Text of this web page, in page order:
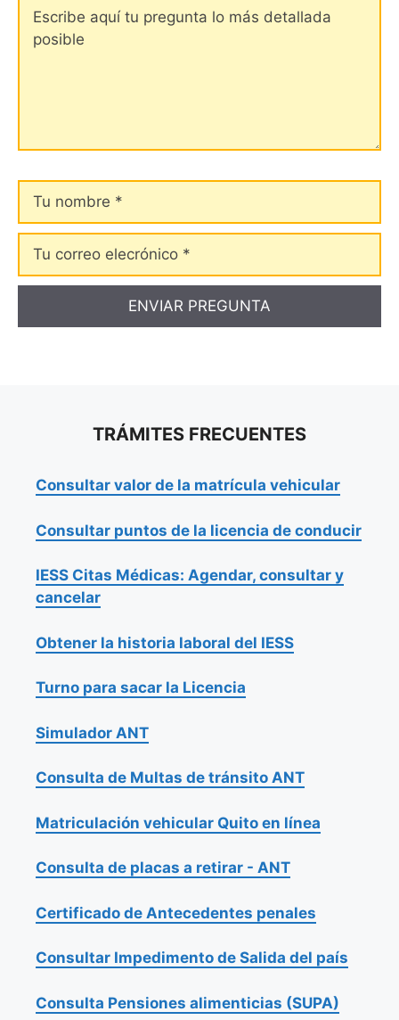
nombre
Tu
correo
elecrónico
TRÁMITES FRECUENTES
Consultar valor de la matrícula vehicular
Consultar puntos de la licencia de conducir
IESS Citas Médicas: Agendar, consultar y
cancelar
Obtener la historia laboral del IESS
Turno para sacar la Licencia
Simulador ANT
Consulta de Multas de tránsito ANT
Matriculación vehicular Quito en línea
Consulta de placas a retirar - ANT
Certificado de Antecedentes penales
Consultar Impedimento de Salida del país
Consulta Pensiones alimenticias (SUPA)